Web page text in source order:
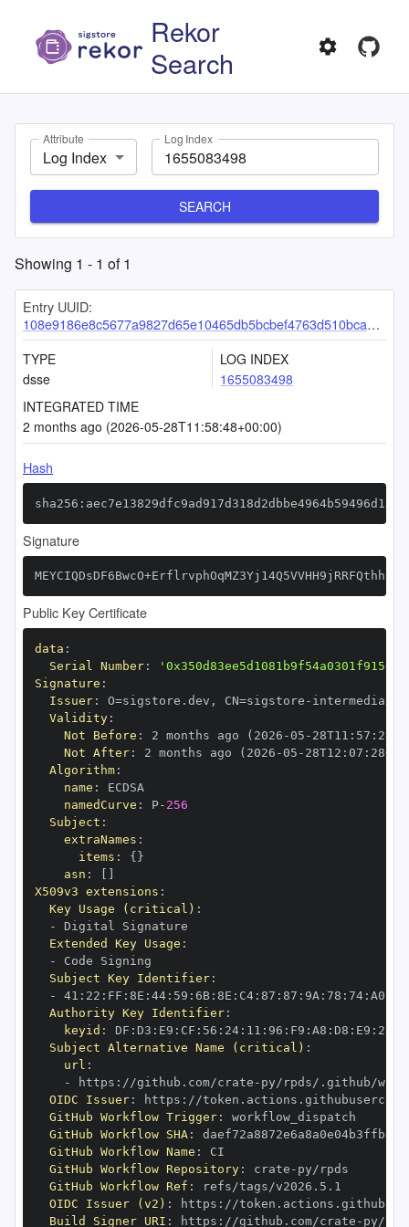
Rekor
Search
Attribute
Log Index
Log Index
SEARCH
Showing 1 - 1 of1
Entry UUID:
108e9186e8c5677a9827d65e10465db5bcbef4763d510bcae07a40e313f8f9fe185690173472b41f
TYPE
dsse
LOG INDEX
1655083498
INTEGRATED TIME
2 months ago (2026-05-28T11:58:48+00:00)
Hash
Signature
Public Key Certificate
data :
Serial Number:
Signature :
Issuer: O=sigstore.dev , CN=sigstore -
Validity:
Not Before : 2 months ago (2026 -05 - 28T11 : 57 :
Not After: 2 months ago (2026 -05 - 28T12 : 07 : 28+00
Algorithm:
name :
namedCurve : P- 256
Subject :
extraNames :
items : { }
asn :
X509v3 extensions :
Key Usage (critical) :
-
Extended Key Usage :
-
Subject Key Identifier:
-
41 : 22 : FF : 8E : 44: 59 : 6B: 8E : C4: 87 : 87 : 9A : 78 : 74: A0
Authority Key Identifier:
keyid : DF : D3 : E9 : CF : 56 : 24: 11 : 96 : F9 : A8 : D8 : E9 : 28
Subject Alternative Name (critical) :
url :
-
https : //github.com/crate -
OIDC Issuer: https :
GitHub Workflow Trigger:
GitHub Workflow SHA:
GitHub Workflow Name :
GitHub Workflow Repository: crate -
GitHub Workflow Ref :
OIDC Issuer (v2) : https :
Build Signer URI : https : //github.com/crate -